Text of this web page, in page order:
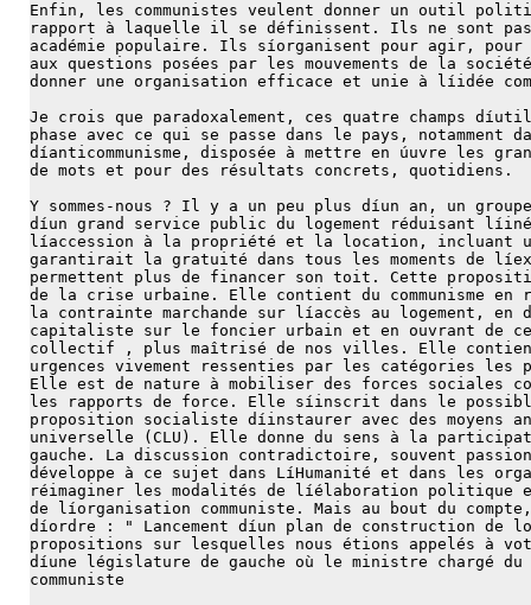
Enfin, les communistes veulent donner un outil
rapport à laquelle il se définissent. Ils ne sont
académie populaire. Ils síorganisent pour agir, pour
aux questions posées par les mouvements de la
donner une organisation efficace et unie à líidée
Je crois que paradoxalement, ces quatre champs
phase avec ce qui se passe dans le pays, notamment
díanticommunisme, disposée à mettre en úuvre les
de mots et pour des résultats concrets, quotidiens.
Y sommes-nous ? Il y a un peu plus díun an, un
díun grand service public du logement réduisant
líaccession à la propriété et la location, incluant
garantirait la gratuité dans tous les moments de
permettent plus de financer son toit. Cette
de la crise urbaine. Elle contient du communisme en
la contrainte marchande sur líaccès au logement, en
capitaliste sur le foncier urbain et en ouvrant de
collectif , plus maîtrisé de nos villes. Elle
urgences vivement ressenties par les catégories les
Elle est de nature à mobiliser des forces sociales
les rapports de force. Elle síinscrit dans le
proposition socialiste díinstaurer avec des moyens
universelle (CLU). Elle donne du sens à la
gauche. La discussion contradictoire, souvent
développe à ce sujet dans LíHumanité et dans les
réimaginer les modalités de líélaboration
de líorganisation communiste. Mais au bout du
díordre : " Lancement díun plan de construction de
propositions sur lesquelles nous étions appelés à
díune législature de gauche où le ministre chargé du
communiste